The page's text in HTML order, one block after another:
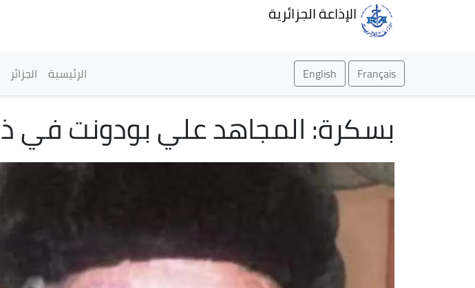
الإذاعة الجزائرية
Français
English القائمة
الرئيسية الجزائر
بسكرة: المجاهد علي بودونت في